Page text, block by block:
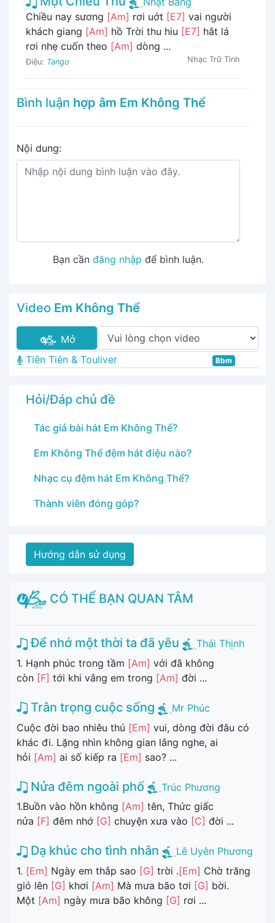
Chiều nay sương [Am] rơi uớt [E7] vai người
khách giang [Am] hồ Trời thu hiu [E7] hắt lá
rơi nhẹ cuốn theo [Am] dòng ...
Điệu: Tango Nhạc Trữ Tình
Bình luận hợp âm Em Không Thể
Nội dung:
Bạn cần đăng nhập để bình luận.
Video Em Không Thể
Mở
Tiên Tiên & Touliver
Bbm
Hỏi/Đáp chủ đề
Tác giả bài hát Em Không Thể?
Em Không Thể đệm hát điệu nào?
Nhạc cụ đệm hát Em Không Thể?
Thành viên đóng góp?
Hướng dẫn sử dụng
CÓ THỂ BẠN QUAN TÂM
Để nhớ một thời ta đã yêu
Thái Thịnh
1. Hạnh phúc trong tầm [Am] với đã không
còn [F] tới khi vắng em trong [Am] đời ...
Trân trọng cuộc sống
Mr Phúc
Cuộc đời bao nhiêu thú [Em] vui, dòng đời đâu có
khác đi. Lặng nhìn không gian lắng nghe, ai
hỏi [Am] ai số kiếp ra [Em] sao? ...
Nửa đêm ngoài phố
Trúc Phương
1.Buồn vào hồn không [Am] tên, Thức giấc
nửa [F] đêm nhớ [G] chuyện xưa vào [C] đời ...
Dạ khúc cho tình nhân
Lê Uyên Phương
1. [Em] Ngày em thắp sao [G] trời .[Em] Chờ trăng
gió lên [G] khơi [Am] Mà mưa bão tơi [G] bời.
Một [Am] ngày mưa bão không [G] rơi ...